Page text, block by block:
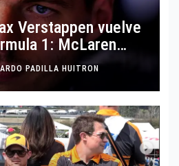
Verstappen vuelve
1: McLaren
destino
PADILLA HUITRON